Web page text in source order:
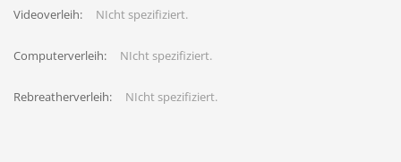
Videoverleih: NIcht spezifiziert.
Computerverleih: NIcht spezifiziert.
Rebreatherverleih: NIcht spezifiziert.